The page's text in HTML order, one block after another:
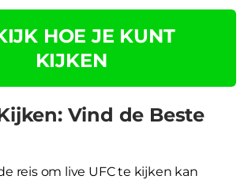
HOE JE KUNT
KIJKEN
Vind de Beste
reis om live UFC te kijken kan